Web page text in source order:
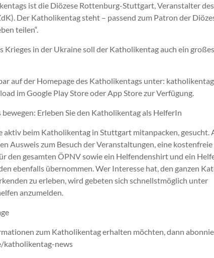
ist die Diözese Rottenburg-Stuttgart, Veranstalter
Der Katholikentag steht – passend zum Patron der
teilen“.
Krieges in der Ukraine soll der Katholikentag auch ein
auf der Homepage des Katholikentags unter:
im Google Play Store oder App Store zur Verfügung.
Erleben Sie den Katholikentag als HelferIn
aktiv beim Katholikentag in Stuttgart mitanpacken, gesucht.
Ausweis zum Besuch der Veranstaltungen, eine
den gesamten ÖPNV sowie ein Helfendenshirt und ein
ebenfalls übernommen. Wer Interesse hat, den ganzen
zu erleben, wird gebeten sich schnellstmöglich unter
anzumelden.
zum Katholikentag erhalten möchten, dann
katholikentag-news